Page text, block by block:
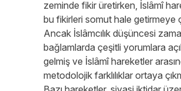
zeminde fikir üretirken, İslâmî
bu fikirleri somut hale getirmeye
Ancak İslâmcılık düşüncesi
bağlamlarda çeşitli yorumlara
gelmiş ve İslâmî hareketler
metodolojik farklılıklar ortaya